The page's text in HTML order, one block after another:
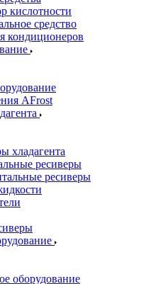
кислотности
средство
кондиционеров
AFrost
хладагента
ресиверы
ресиверы
оборудование